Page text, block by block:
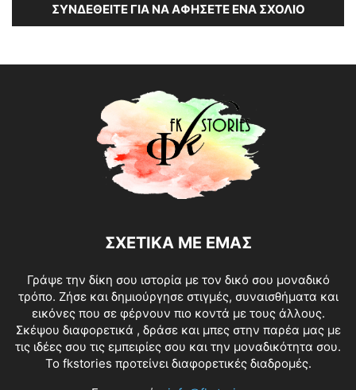
ΣΥΝΔΕΘΕΊΤΕ ΓΙΑ ΝΑ ΑΦΉΣΕΤΕ ΈΝΑ ΣΧΌΛΙΟ
ΣΧΕΤΙΚΑ ΜΕ ΕΜΑΣ
Γράψε την δίκη σου ιστορία με τον δικό σου μοναδικό
τρόπο. Ζήσε και δημιούργησε στιγμές, συναισθήματα και
εικόνες που σε φέρνουν πιο κοντά με τους άλλους.
Σκέψου διαφορετικά , δράσε και μπες στην παρέα μας με
τις ιδέες σου τις εμπειρίες σου και την μοναδικότητα σου.
Το fkstories προτείνει διαφορετικές διαδρομές.